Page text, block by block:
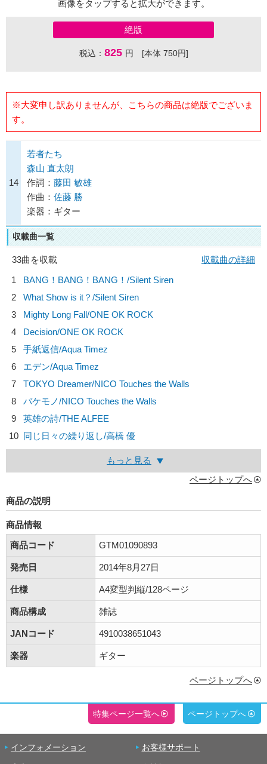
画像をタップすると拡大ができます。
絶版
税込： 825 円 [本体 750円]
※大変申し訳ありませんが、こちらの商品は絶版でございま
す。
14
若者たち
森山 直太朗
作詞： 藤田 敏雄
作曲： 佐藤 勝
楽器：ギター
収載曲一覧
33曲を収載
収載曲の詳細
1
BANG！BANG！BANG！/Silent Siren
2
What Show is it？/Silent Siren
3
Mighty Long Fall/ONE OK ROCK
4
Decision/ONE OK ROCK
5
手紙返信/Aqua Timez
6
エデン/Aqua Timez
7
TOKYO Dreamer/NICO Touches the Walls
8
バケモノ/NICO Touches the Walls
9
英雄の詩/THE ALFEE
10 同じ日々の繰り返し/高橋 優
もっと見る
ページトップへ
商品の説明
商品情報
商品コード
GTM01090893
発売日 2014年8月27日
仕様 A4変型判縦/128ページ
商品構成 雑誌
JANコード 4910038651043
楽器 ギター
ページトップへ
特集ページ一覧へ ページトップへ
インフォメーション お客様サポート